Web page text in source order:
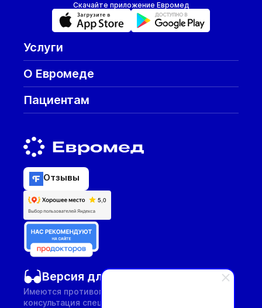
Скачайте приложение Евромед
Услуги
О Евромеде
Пациентам
Отзывы
Версия для слабовидящих
Имеются противопоказания, необходима
консультация специалиста.